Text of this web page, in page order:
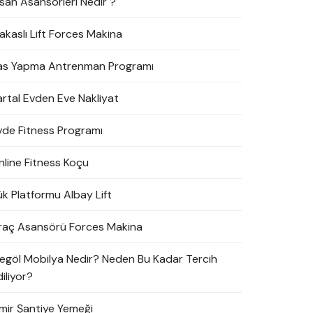
Lift Forces Makina
Yapma Antrenman Programı
Evden Eve Nakliyat
Fitness Programı
Fitness Koçu
Platformu Albay Lift
Asansörü Forces Makina
Mobilya Nedir? Neden Bu Kadar Tercih
Şantiye Yemeği